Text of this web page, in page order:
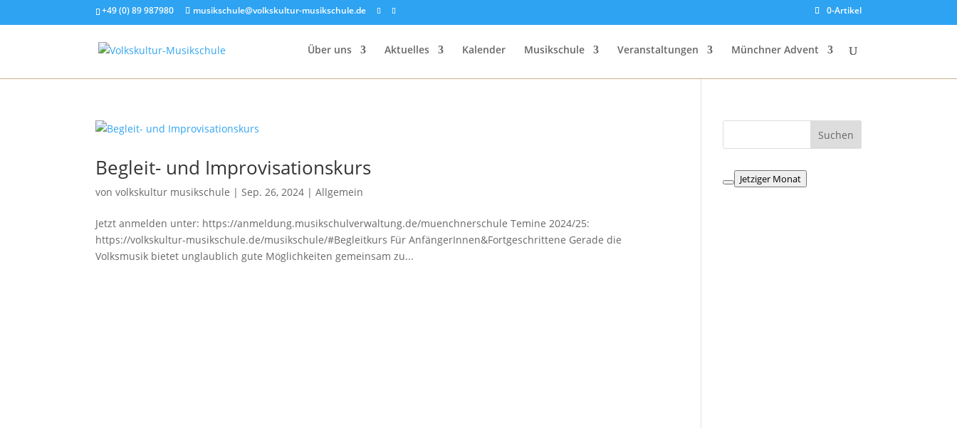
+49 (0) 89 987980 musikschule@volkskultur-musikschule.de 0-Artikel
Über uns Aktuelles Kalender Musikschule Veranstaltungen Münchner Advent
Begleit- und Improvisationskurs
vonvolkskultur musikschule |Sep. 26, 2024 |Allgemein
Jetzt anmelden unter: https://anmeldung.musikschulverwaltung.de/muenchnerschule Temine 2024/25:
https://volkskultur-musikschule.de/musikschule/#Begleitkurs Für AnfängerInnen&Fortgeschrittene Gerade die
Volksmusik bietet unglaublich gute Möglichkeiten gemeinsam zu...
Jetziger Monat